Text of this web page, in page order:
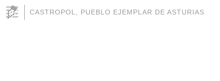
CASTROPOL, PUEBLO EJEMPLAR DE ASTURIAS